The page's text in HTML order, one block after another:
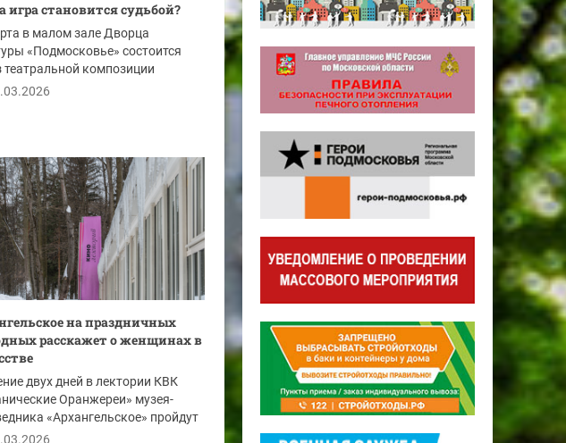
игра становится судьбой?
в малом зале Дворца
«Подмосковье» состоится
театральной композиции
по одноимённой...
на праздничных
расскажет о женщинах в
двух дней в лектории КВК
Оранжереи» музея-
«Архангельское» пройдут
о...